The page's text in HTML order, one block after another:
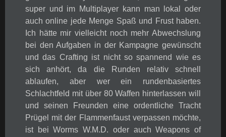
super und im Multiplayer kann man lokal oder
auch online jede Menge Spaß und Frust haben.
Ich hätte mir vielleicht noch mehr Abwechslung
bei den Aufgaben in der Kampagne gewünscht
und das Crafting ist nicht so spannend wie es
sich anhört, da die Runden relativ schnell
ablaufen, aber wer ein rundenbasiertes
Schlachtfeld mit über 80 Waffen hinterlassen will
und seinen Freunden eine ordentliche Tracht
Prügel mit der Flammenfaust verpassen möchte,
ist bei Worms W.M.D. oder auch Weapons of